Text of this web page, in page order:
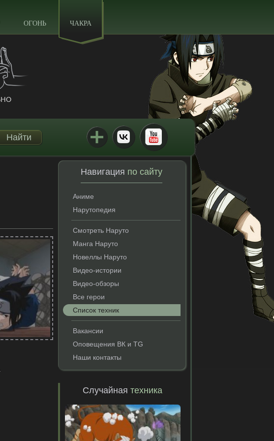
ОГОНЬ ЧАКРА
Навигация по сайту
Аниме
Нарутопедия
Смотреть Наруто
Манга Наруто
Новеллы Наруто
Видео-истории
Видео-обзоры
Все герои
Список техник
Вакансии
Оповещения ВК и TG
Наши контакты
Случайнаятехника